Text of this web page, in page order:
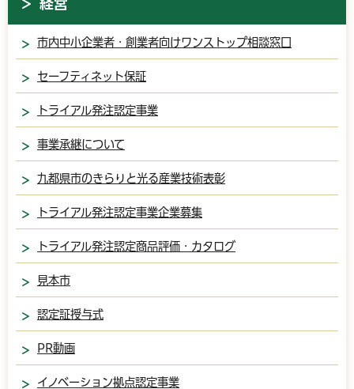
市内中小企業者・創業者向けワンストップ相談窓口
セーフティネット保証
トライアル発注認定事業
事業承継について
九都県市のきらりと光る産業技術表彰
トライアル発注認定事業企業募集
トライアル発注認定商品評価・カタログ
見本市
認定証授与式
PR動画
イノベーション拠点認定事業